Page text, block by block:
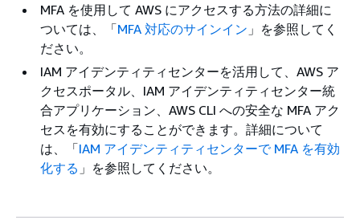
MFA を使用して AWS にアクセスする方法の詳細に
ついては、「MFA 対応のサインイン 」を参照してく
ださい。
IAM アイデンティティセンターを活用して、AWS ア
クセスポータル、IAM アイデンティティセンター統
合アプリケーション、AWS CLI への安全な MFA アク
セスを有効にすることができます。詳細について
は、「IAM アイデンティティセンターで MFA を有効
化する 」を参照してください。